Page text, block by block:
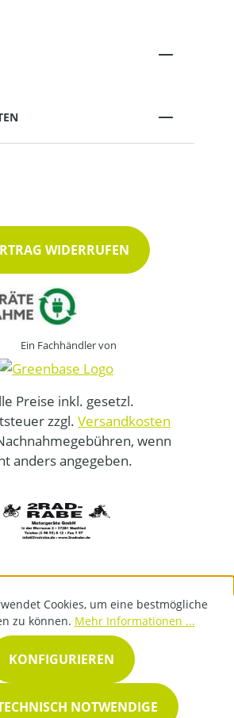
WIDERRUFEN
Ein Fachhändler von
Preise inkl. gesetzl.
zzgl. Versandkosten
wenn
anders angegeben.
Cookies, um eine bestmögliche
zu können. Mehr Informationen ...
NOTWENDIGE
KONFIGURIEREN